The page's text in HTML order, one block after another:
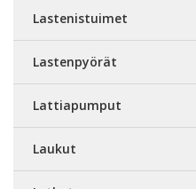
Lastenistuimet
Lastenpyörät
Lattiapumput
Laukut